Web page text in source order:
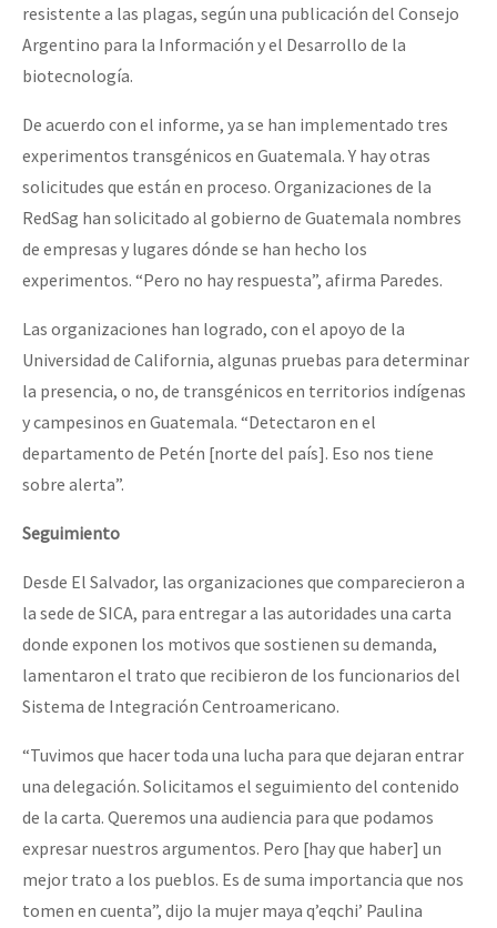
resistente a las plagas, según una publicación del Consejo
Argentino para la Información y el Desarrollo de la
biotecnología.
De acuerdo con el informe, ya se han implementado tres
experimentos transgénicos en Guatemala. Y hay otras
solicitudes que están en proceso. Organizaciones de la
RedSag han solicitado al gobierno de Guatemala nombres
de empresas y lugares dónde se han hecho los
experimentos. “Pero no hay respuesta”, afirma Paredes.
Las organizaciones han logrado, con el apoyo de la
Universidad de California, algunas pruebas para determinar
la presencia, o no, de transgénicos en territorios indígenas
y campesinos en Guatemala. “Detectaron en el
departamento de Petén [norte del país]. Eso nos tiene
sobre alerta”.
Seguimiento
Desde El Salvador, las organizaciones que comparecieron a
la sede de SICA, para entregar a las autoridades una carta
donde exponen los motivos que sostienen su demanda,
lamentaron el trato que recibieron de los funcionarios del
Sistema de Integración Centroamericano.
“Tuvimos que hacer toda una lucha para que dejaran entrar
una delegación. Solicitamos el seguimiento del contenido
de la carta. Queremos una audiencia para que podamos
expresar nuestros argumentos. Pero [hay que haber] un
mejor trato a los pueblos. Es de suma importancia que nos
tomen en cuenta”, dijo la mujer maya q’eqchi’ Paulina